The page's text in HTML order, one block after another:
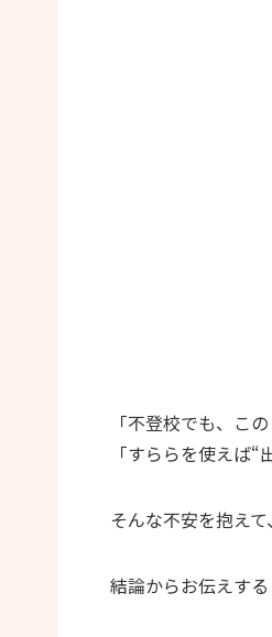
「不登校でも、こ
「すららを使えば“
そんな不安を抱え
結論からお伝えする